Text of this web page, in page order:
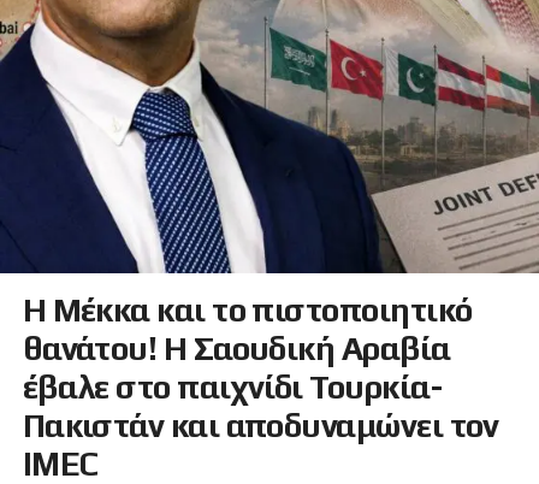
Η Μέκκα και το πιστοποιητικό
θανάτου! Η Σαουδική Αραβία
έβαλε στο παιχνίδι Τουρκία-
Πακιστάν και αποδυναμώνει τον
IMEC